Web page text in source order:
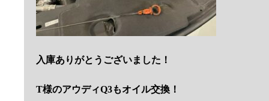
入庫ありがとうございました！
T様のアウディQ3もオイル交換！